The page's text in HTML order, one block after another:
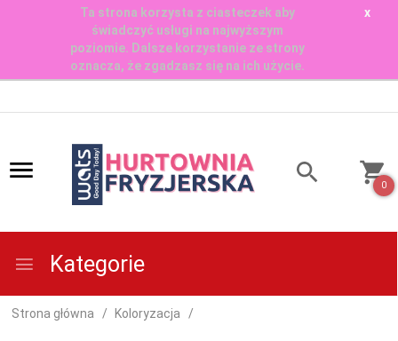
Ta strona korzysta z ciasteczek aby
świadczyć usługi na najwyższym
poziomie. Dalsze korzystanie ze strony
oznacza, że zgadzasz się na ich użycie.
x
0
Kategorie
Strona główna Koloryzacja